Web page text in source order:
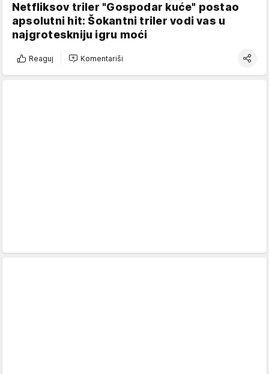
Netfliksov triler "Gospodar kuće" postao
apsolutni hit: Šokantni triler vodi vas u
najgroteskniju igru moći
Reaguj Komentariši